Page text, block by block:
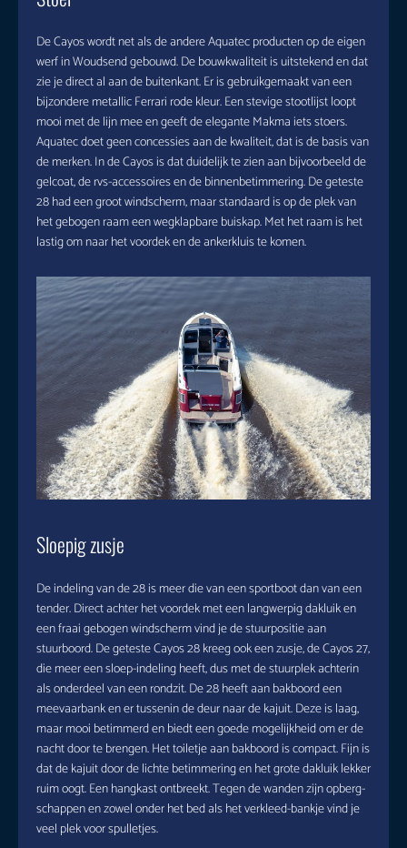
De Cayos wordt net als de andere Aquatec producten op de eigen
werf in Woudsend gebouwd. De bouwkwaliteit is uitstekend en dat
zie je direct al aan de buitenkant. Er is gebruikgemaakt van een
bijzondere metallic Ferrari rode kleur. Een stevige stootlijst loopt
mooi met de lijn mee en geeft de elegante Makma iets stoers.
Aquatec doet geen concessies aan de kwaliteit, dat is de basis van
de merken. In de Cayos is dat duidelijk te zien aan bijvoorbeeld de
gelcoat, de rvs-accessoires en de binnenbetimmering. De geteste
28 had een groot windscherm, maar standaard is op de plek van
het gebogen raam een wegklapbare buiskap. Met het raam is het
lastig om naar het voordek en de ankerkluis te komen.
Sloepig zusje
De indeling van de 28 is meer die van een sportboot dan van een
tender. Direct achter het voordek met een langwerpig dakluik en
een fraai gebogen windscherm vind je de stuurpositie aan
stuurboord. De geteste Cayos 28 kreeg ook een zusje, de Cayos 27,
die meer een sloep-indeling heeft, dus met de stuurplek achterin
als onderdeel van een rondzit. De 28 heeft aan bakboord een
meevaarbank en er tussenin de deur naar de kajuit. Deze is laag,
maar mooi betimmerd en biedt een goede mogelijkheid om er de
nacht door te brengen. Het toiletje aan bakboord is compact. Fijn is
dat de kajuit door de lichte betimmering en het grote dakluik lekker
ruim oogt. Een hangkast ontbreekt. Tegen de wanden zijn opberg-
schappen en zowel onder het bed als het verkleed-bankje vind je
veel plek voor spulletjes.